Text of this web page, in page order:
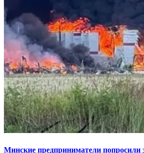
Минские предприниматели попросили